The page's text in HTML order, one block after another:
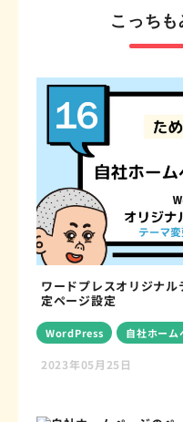
こっち
ワードプレスオリジナ
定ページ設定
WordPress 自社ホーム
2023年05月25日